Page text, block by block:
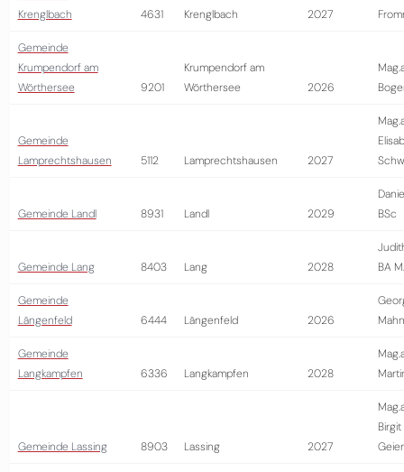
Krenglbach
4631 Krenglbach 2027
Gemeinde
Krumpendorf am
Wörthersee
9201
Krumpendorf am
Wörthersee
2026
Gemeinde
Lamprechtshausen
5112 Lamprechtshausen 2027
Gemeinde Landl 8931 Landl 2029
BSc
Gemeinde Lang 8403 Lang 2028
BA
Gemeinde
Längenfeld
6444 Längenfeld 2026
Gemeinde
Langkampfen
6336 Langkampfen 2028
Gemeinde Lassing 8903 Lassing 2027
Birgit